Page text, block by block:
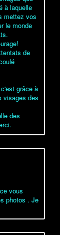
à laquelle
mettez vos
le monde
de
grâce à
visages des
des
vous
photos . Je